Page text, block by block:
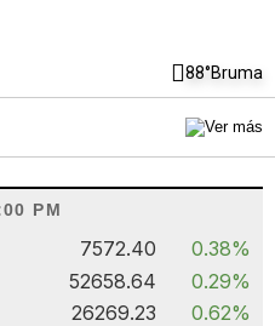
88°Bruma
PM
7572.40
0.38%
52658.64
0.29%
26269.23 0.62%